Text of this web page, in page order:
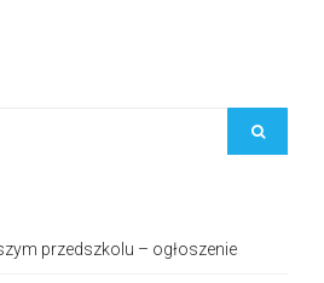
przedszkolu – ogłoszenie